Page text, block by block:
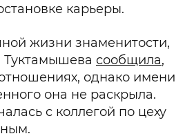
карьеры.
жизни знаменитости,
сообщила,
однако имени
она не раскрыла.
с коллегой по цеху